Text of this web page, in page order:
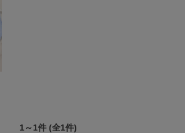
1～1件 (全1件)